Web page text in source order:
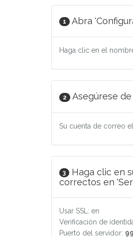
1 Abra
Haga clic en el
2 Asegúrese
Su cuenta de correo
3
Haga clic en
correctos en
Usar SSL: en
Verificación de
Puerto del servidor: